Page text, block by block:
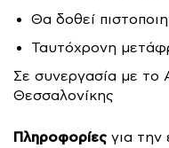
Θα δοθεί
Ταυτόχρονη
Σε συνεργασία με το
Θεσσαλονίκης
Πληροφορίες για την